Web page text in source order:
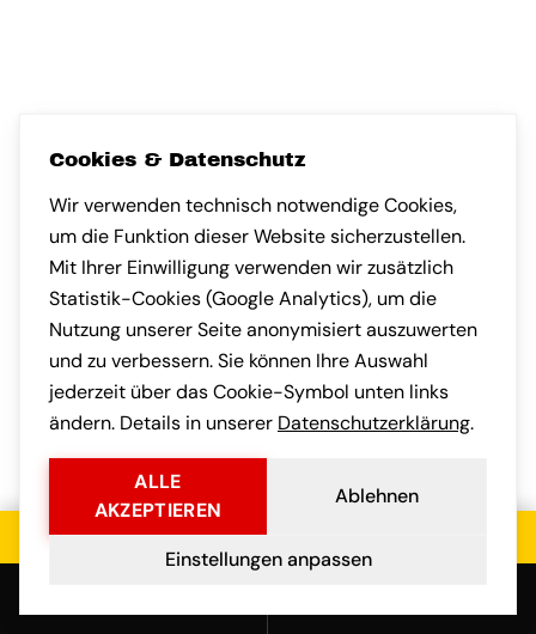
M.GOOGLE-BEWERTUNG VON ANDREAS H.
AH Andreas H.
vor 1 Monat
Nach München umgezogen und
sehr angenehm überrascht, wie
kompetent das Team gearbeitet
hat. Auch die Kommunikation
vorab war professionell.
GOOGLE-
SK Sandra K.
vor 1 Monat
Habe eine
nach Frankfurt
gebracht. Faires
transparente
stressfrei.
Jetzt kostenloses Angebot einholen
Cookies & Datenschutz
Wir verwenden technisch notwendige Cookies,
um die Funktion dieser Website sicherzustellen.
Mit Ihrer Einwilligung verwenden wir zusätzlich
Statistik-Cookies (Google Analytics), um die
Nutzung unserer Seite anonymisiert auszuwerten
und zu verbessern. Sie können Ihre Auswahl
jederzeit über das Cookie-Symbol unten links
ändern. Details in unserer Datenschutzerklärung.
ALLE
AKZEPTIEREN
Ablehnen
Einstellungen anpassen